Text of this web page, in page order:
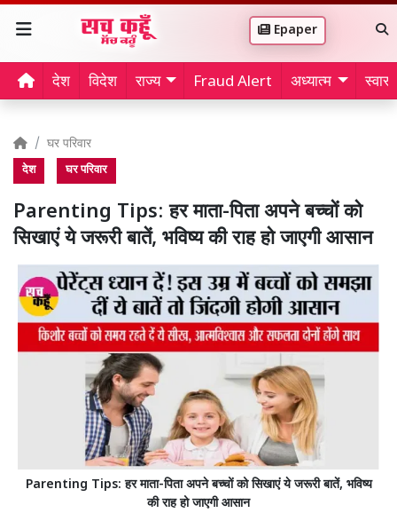
Epaper
देश विदेश राज्य Fraud Alert अध्यात्म
घर परिवार
देश घर परिवार
Parenting Tips: हर माता-पिता अपने बच्चों को
सिखाएं ये जरूरी बातें, भविष्य की राह हो जाएगी आसान
Parenting Tips: हर माता-पिता अपने बच्चों को सिखाएं ये जरूरी बातें, भविष्य
की राह हो जाएगी आसान